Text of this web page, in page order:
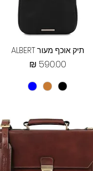
תצוגה מהירה
תיק אוכף מעור ALBERT
מחיר